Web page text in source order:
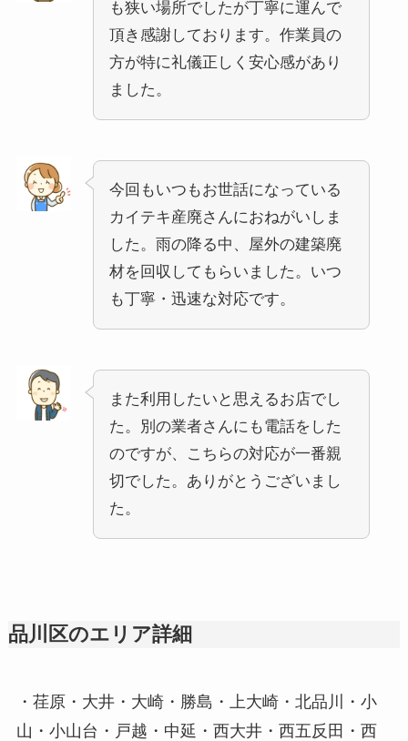
も狭い場所でしたが丁寧に運んで
頂き感謝しております。作業員の
方が特に礼儀正しく安心感があり
ました。
今回もいつもお世話になっている
カイテキ産廃さんにおねがいしま
した。雨の降る中、屋外の建築廃
材を回収してもらいました。いつ
も丁寧・迅速な対応です。
また利用したいと思えるお店でし
た。別の業者さんにも電話をした
のですが、こちらの対応が一番親
切でした。ありがとうございまし
た。
品川区のエリア詳細
・荏原・大井・大崎・勝島・上大崎・北品川・小
山・小山台・戸越・中延・西大井・西五反田・西